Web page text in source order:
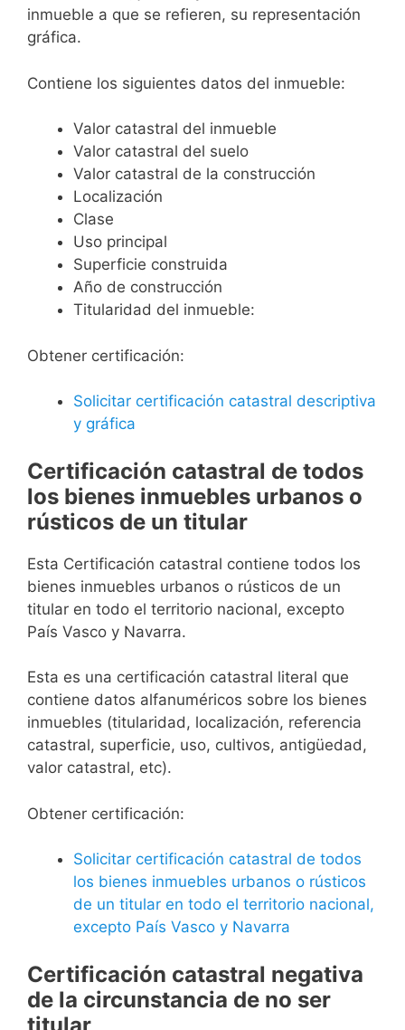
inmueble a que se refieren, su representación
gráfica.
Contiene los siguientes datos del inmueble:
Valor catastral del inmueble
Valor catastral del suelo
Valor catastral de la construcción
Localización
Clase
Uso principal
Superficie construida
Año de construcción
Titularidad del inmueble:
Obtener certificación:
Solicitar certificación catastral descriptiva
y gráfica
Certificación catastral de todos
los bienes inmuebles urbanos o
rústicos de un titular
Esta Certificación catastral contiene todos los
bienes inmuebles urbanos o rústicos de un
titular en todo el territorio nacional, excepto
País Vasco y Navarra.
Esta es una certificación catastral literal que
contiene datos alfanuméricos sobre los bienes
inmuebles (titularidad, localización, referencia
catastral, superficie, uso, cultivos, antigüedad,
valor catastral, etc).
Obtener certificación:
Solicitar certificación catastral de todos
los bienes inmuebles urbanos o rústicos
de un titular en todo el territorio nacional,
excepto País Vasco y Navarra
Certificación catastral negativa
de la circunstancia de no ser
titular